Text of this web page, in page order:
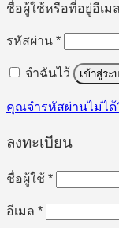
ชื่อผู้ใช้หรือที่อยู่อีเมล
รหัสผ่าน *ต้องการ
จำฉันไว้ เข้าสู่ระ
คุณจำรหัสผ่านไม่ได้
ลงทะเบียน
ชื่อผู้ใช้ *ต้องการ
อีเมล *ต้องการ